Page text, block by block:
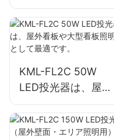
ヤー、広場と公園の
照明
KML-FL2C 50W
LED投光器は、屋外
看板や大型看板照明
用として最適です。